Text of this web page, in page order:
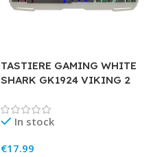
TASTIERE GAMING WHITE
SHARK GK1924 VIKING 2
In stock
€17.99